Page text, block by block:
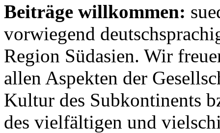
Beiträge willkommen:
vorwiegend
Region Südasien. Wir
allen Aspekten der
Kultur des Subkontinents
des vielfältigen und